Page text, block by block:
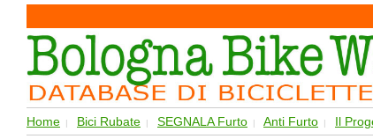
Home | Bici Rubate | SEGNALA Furto | Anti Furto | Il